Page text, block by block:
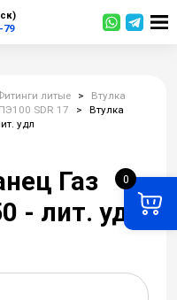
79
0
литые >
Втулка
SDR 17
>
Втулка
удл
Газ
- лит. удл